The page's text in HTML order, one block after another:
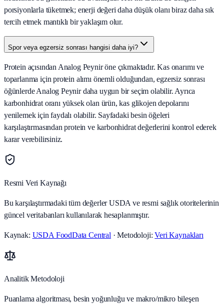
porsiyonlarla tüketmek; enerji değeri daha düşük olanı biraz daha sık
tercih etmek mantıklı bir yaklaşım olur.
Spor veya egzersiz sonrası hangisi daha iyi?
Protein açısından Analog Peynir öne çıkmaktadır. Kas onarımı ve
toparlanma için protein alımı önemli olduğundan, egzersiz sonrası
öğünlerde Analog Peynir daha uygun bir seçim olabilir. Ayrıca
karbonhidrat oranı yüksek olan ürün, kas glikojen depolarını
yenilemek için faydalı olabilir. Sayfadaki besin öğeleri
karşılaştırmasından protein ve karbonhidrat değerlerini kontrol ederek
karar verebilirsiniz.
Resmi Veri Kaynağı
Bu karşılaştırmadaki tüm değerler USDA ve resmi sağlık otoritelerinin
güncel veritabanları kullanılarak hesaplanmıştır.
Kaynak: USDA FoodData Central · Metodoloji:Veri Kaynakları
Analitik Metodoloji
Puanlama algoritması, besin yoğunluğu ve makro/mikro bileşen